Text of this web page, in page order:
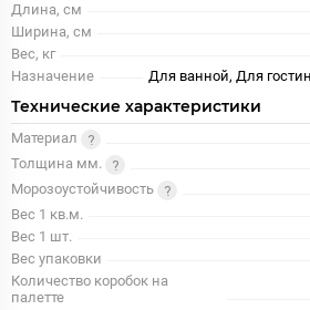
Длина, см
Ширина, см
Вес, кг
Назначение
Для ванной, Для
Технические характеристики
Материал
Толщина мм.
Морозоустойчивость
Вес 1 кв.м.
Вес 1 шт.
Вес упаковки
Количество коробок на
палетте